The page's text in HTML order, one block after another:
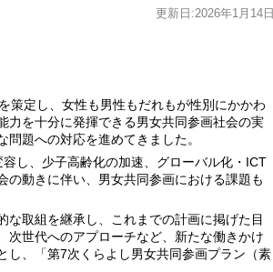
更新日:2026年1月14日
定し、女性も男性もだれもが性別にかかわ
力を十分に発揮できる男女共同参画社会の実
題への対応を進めてきました。
し、少子高齢化の加速、グローバル化・ICT
動きに伴い、男女共同参画における課題も
取組を継承し、これまでの計画に掲げた目
次世代へのアプローチなど、新たな働きかけ
し、「第7次くらよし男女共同参画プラン（素